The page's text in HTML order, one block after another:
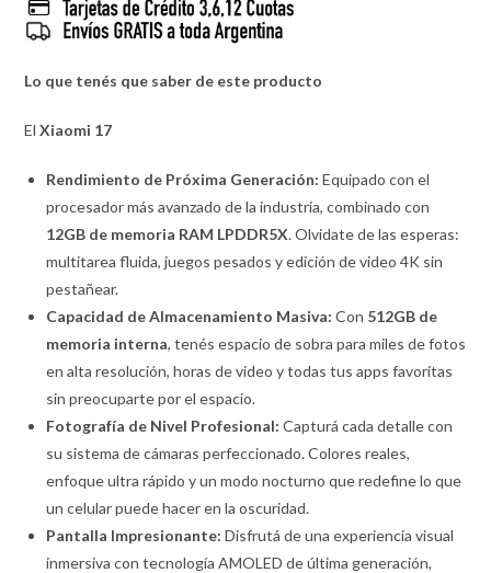
Lo que tenés que saber de este producto
ElXiaomi 17
Rendimiento de Próxima Generación: Equipado con el
procesador más avanzado de la industria, combinado con
12GB de memoria RAM LPDDR5X. Olvidate de las esperas:
multitarea fluida, juegos pesados y edición de video 4K sin
pestañear.
Capacidad de Almacenamiento Masiva: Con 512GB de
memoria interna, tenés espacio de sobra para miles de fotos
en alta resolución, horas de video y todas tus apps favoritas
sin preocuparte por el espacio.
Fotografía de Nivel Profesional: Capturá cada detalle con
su sistema de cámaras perfeccionado. Colores reales,
enfoque ultra rápido y un modo nocturno que redefine lo que
un celular puede hacer en la oscuridad.
Pantalla Impresionante: Disfrutá de una experiencia visual
inmersiva con tecnología AMOLED de última generación,